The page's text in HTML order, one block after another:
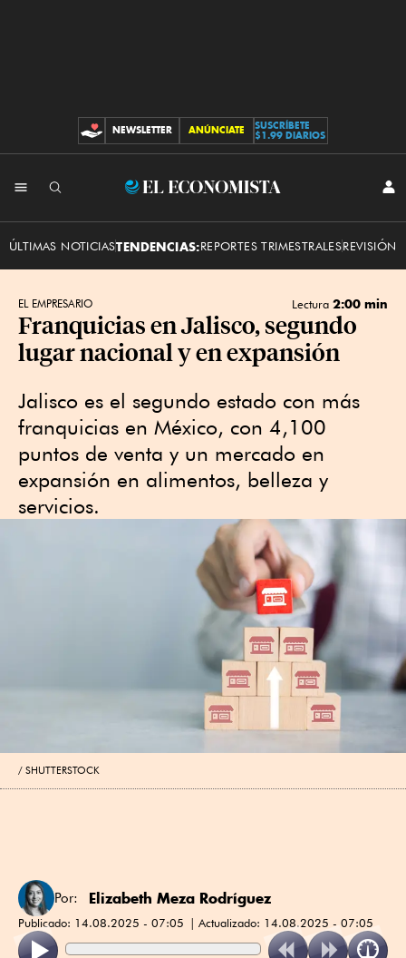
CONTRIBUCIONES
NEWSLETTER ANÚNCIATE
SUSCRÍBETE
$1.99 DIARIOS
El
ÚLTIMAS NOTICIASTENDENCIAS:REPORTES TRIMESTRALESREVISIÓN
EL EMPRESARIO Lectura 2:00 min
Franquicias en Jalisco, segundo
lugar nacional y en expansión
Jalisco es el segundo estado con más
franquicias en México, con 4,100
puntos de venta y un mercado en
expansión en alimentos, belleza y
servicios.
SHUTTERSTOCK
Por: Elizabeth Meza Rodríguez
Publicado: 14.08.2025 - 07:05 Actualizado: 14.08.2025 - 07:05